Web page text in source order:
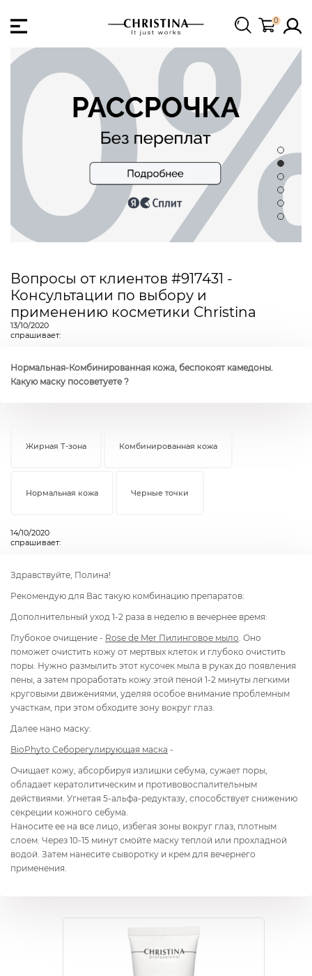
0
Вопросы от клиентов #917431 -
Консультации по выбору и
применению косметики Christina
13/10/2020
спрашивает:
Нормальная-Комбинированная кожа, беспокоят камедоны.
Какую маску посоветуете ?
Жирная Т-зона Комбинированная кожа
Нормальная кожа Черные точки
14/10/2020
спрашивает:
Здравствуйте, Полина!
Рекомендую для Вас такую комбинацию препаратов:
Дополнительный уход 1-2 раза в неделю в вечернее время:
Глубокое очищение - Rose de Mer Пилинговое мыло . Оно
поможет очистить кожу от мертвых клеток и глубоко очистить
поры. Нужно размылить этот кусочек мыла в руках до появления
пены, а затем проработать кожу этой пеной 1-2 минуты легкими
круговыми движениями, уделяя особое внимание проблемным
участкам, при этом обходите зону вокруг глаз.
Далее нано маску:
BioPhyto Себорегулирующая маска -
Очищает кожу, абсорбируя излишки себума, сужает поры,
обладает кератолитическим и противовоспалительным
действиями. Угнетая 5-альфа-редуктазу, способствует снижению
секреции кожного себума.
Наносите ее на все лицо, избегая зоны вокруг глаз, плотным
слоем. Через 10-15 минут смойте маску теплой или прохладной
водой. Затем нанесите сыворотку и крем для вечернего
применения.